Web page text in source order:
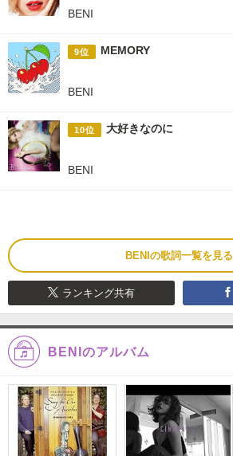
BENI
9位 MEMORY
BENI
10位 大好きなのに
BENI
BENIの歌詞一覧を見る
ランキング共有
BENIのアルバム